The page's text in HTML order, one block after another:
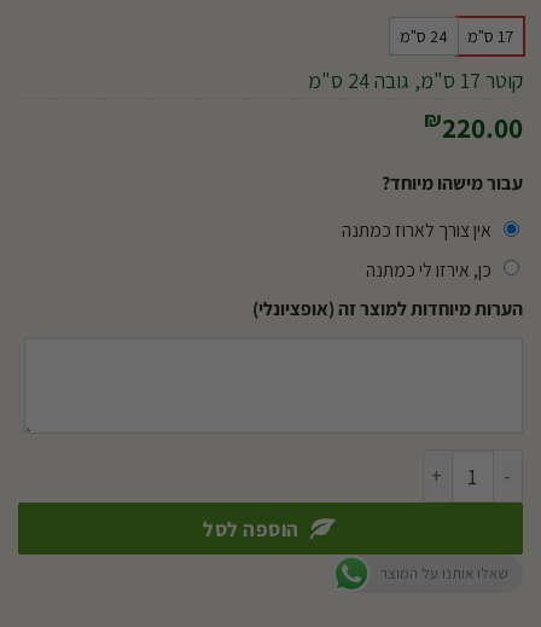
17 ס"מ 24 ס"מ
קוטר 17 ס"מ, גובה 24 ס"מ
₪220.00
עבור מישהו מיוחד?
אין צורך לארוז כמתנה
כן, אירזו לי כמתנה
הערות מיוחדות למוצר זה (אופציונלי)
כמות של קוקטייל המזרח הרחוק
הוספה לסל
שאלו אותנו על המוצר